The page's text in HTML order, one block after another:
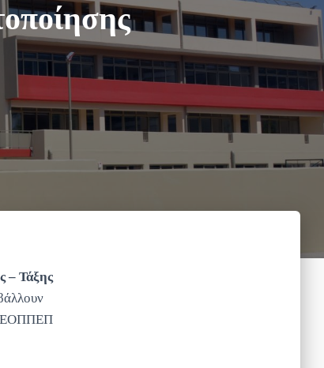
– Τάξης
ΕΟΠΠΕΠ